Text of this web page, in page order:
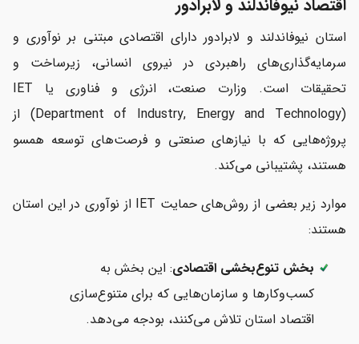
اقتصاد نیوفاندلند و لابرادور
استان نیوفاندلند و لابرادور دارای اقتصادی مبتنی بر نوآوری و
سرمایه‌گذاری‌های راهبردی در نیروی انسانی، زیرساخت و
تحقیقات است. وزارت صنعت، انرژی و فناوری یا IET
(Department of Industry, Energy and Technology) از
پروژه‌هایی که با نیازهای صنعتی و فرصت‌های توسعه همسو
هستند، پشتیبانی می‌کند.
موارد زیر بعضی از روش‌های حمایت IET از نوآوری در این استان
هستند:
بخش تنوع‌بخشی اقتصادی: این بخش به
کسب‌وکارها و سازمان‌هایی که برای متنوع‌سازی
اقتصاد استان تلاش می‌کنند، بودجه می‌دهد.